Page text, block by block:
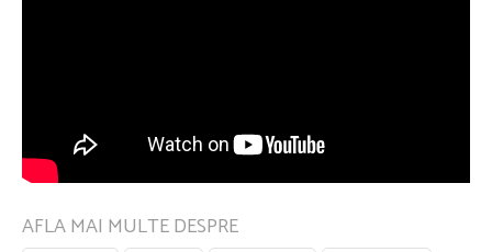
AFLA MAI MULTE DESPRE